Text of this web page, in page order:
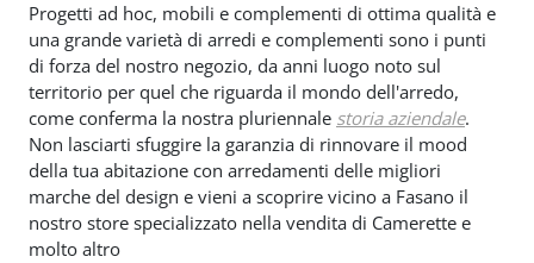
Progetti ad hoc, mobili e complementi di ottima qualità e
una grande varietà di arredi e complementi sono i punti
di forza del nostro negozio, da anni luogo noto sul
territorio per quel che riguarda il mondo dell'arredo,
come conferma la nostra pluriennale storia aziendale.
Non lasciarti sfuggire la garanzia di rinnovare il mood
della tua abitazione con arredamenti delle migliori
marche del design e vieni a scoprire vicino a Fasano il
nostro store specializzato nella vendita di Camerette e
molto altro